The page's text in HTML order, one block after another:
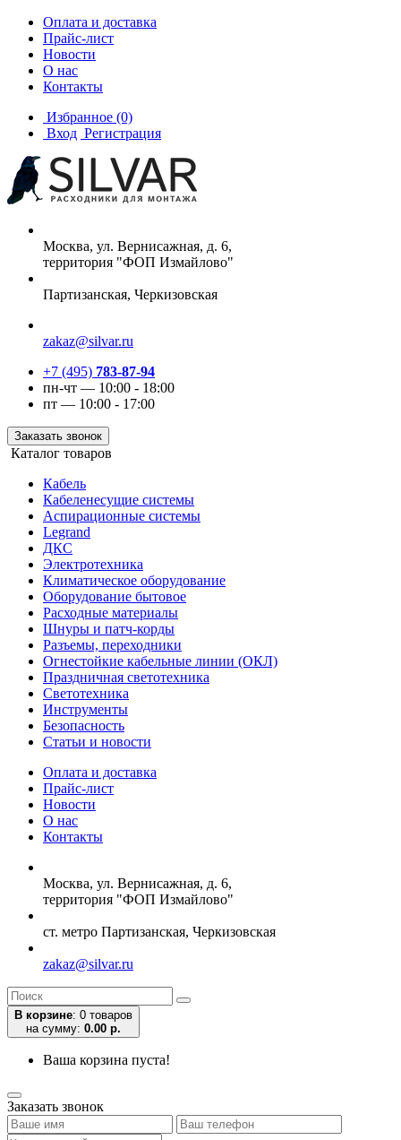
Оплата и доставка
Прайс-лист
Новости
О нас
Контакты
Избранное (0)
Вход Регистрация
Москва, ул. Вернисажная, д. 6,
территория "ФОП Измайлово"
Партизанская, Черкизовская
zakaz@silvar.ru
+7 (495) 783-87-94
пн-чт — 10:00 - 18:00
пт — 10:00 - 17:00
Заказать звонок
Каталог товаров
Кабель
Кабеленесущие системы
Аспирационные системы
Legrand
ДКС
Электротехника
Климатическое оборудование
Оборудование бытовое
Расходные материалы
Шнуры и патч-корды
Разъемы, переходники
Огнестойкие кабельные линии (ОКЛ)
Праздничная светотехника
Светотехника
Инструменты
Безопасность
Статьи и новости
Оплата и доставка
Прайс-лист
Новости
О нас
Контакты
Москва, ул. Вернисажная, д. 6,
территория "ФОП Измайлово"
ст. метро Партизанская, Черкизовская
zakaz@silvar.ru
В корзине: 0 товаров
на сумму: 0.00 р.
Ваша корзина пуста!
Заказать звонок